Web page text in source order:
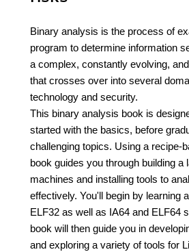
Binary analysis is the process of
program to determine information
a complex, constantly evolving,
that crosses over into several
technology and security.
This binary analysis book is
started with the basics, before
challenging topics. Using a recipe-
book guides you through building a
machines and installing tools to
effectively. You'll begin by learning
ELF32 as well as IA64 and ELF64
book will then guide you in
and exploring a variety of tools for